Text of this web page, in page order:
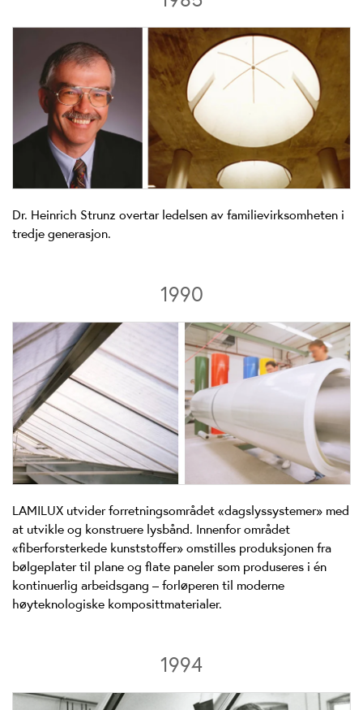
Dr. Heinrich Strunz overtar ledelsen av familievirksomheten i
tredje generasjon.
1990
LAMILUX utvider forretningsområdet «dagslyssystemer» med
at utvikle og konstruere lysbånd. Innenfor området
«fiberforsterkede kunststoffer» omstilles produksjonen fra
bølgeplater til plane og flate paneler som produseres i én
kontinuerlig arbeidsgang – forløperen til moderne
høyteknologiske komposittmaterialer.
1994